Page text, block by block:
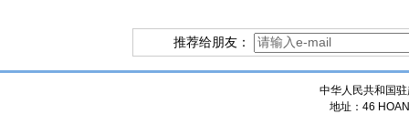
推荐给朋友：
中华人民共和国
地址：46